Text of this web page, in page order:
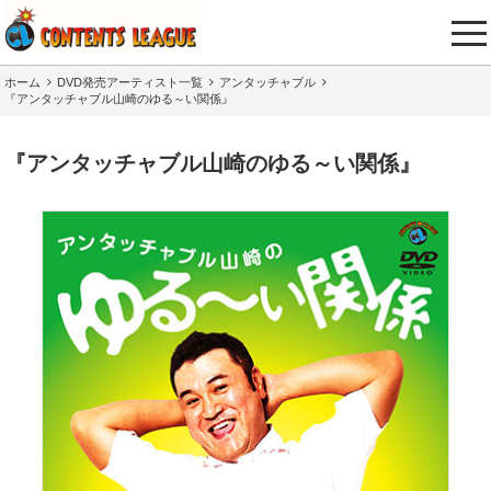
ホーム DVD発売アーティスト一覧
アンタッチャブル
『アンタッチャブル山崎のゆる～い関係』
『アンタッチャブル山崎のゆる～い関係』